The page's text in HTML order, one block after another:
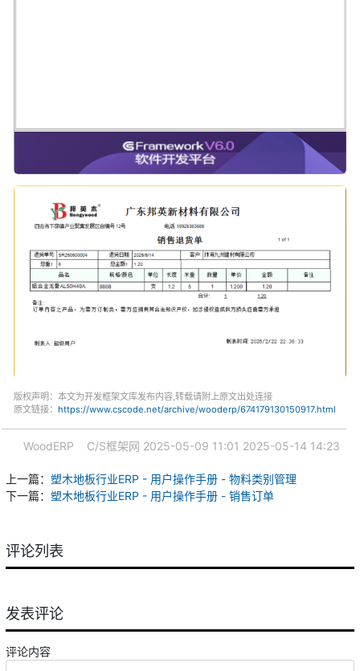
版权声明：本文为开发框架文库发布内容,转载请附上原文出处连接
原文链接： https://www.cscode.net/archive/wooderp/674179130150917.html
WoodERP C/S框架网 2025-05-09 11:01 2025-05-14 14:23
上一篇： 塑木地板行业ERP - 用户操作手册 - 物料类别管理
下一篇： 塑木地板行业ERP - 用户操作手册 - 销售订单
评论列表
发表评论
评论内容